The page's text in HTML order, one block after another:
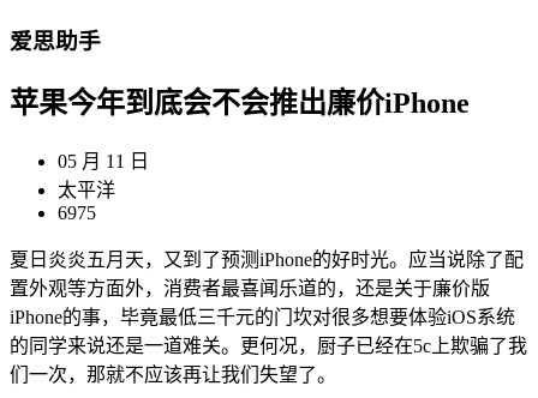
爱思助手
苹果今年到底会不会推出廉价iPhone
05 月 11 日
太平洋
6975
夏日炎炎五月天，又到了预测iPhone的好时光。应当说除了配
置外观等方面外，消费者最喜闻乐道的，还是关于廉价版
iPhone的事，毕竟最低三千元的门坎对很多想要体验iOS系统
的同学来说还是一道难关。更何况，厨子已经在5c上欺骗了我
们一次，那就不应该再让我们失望了。